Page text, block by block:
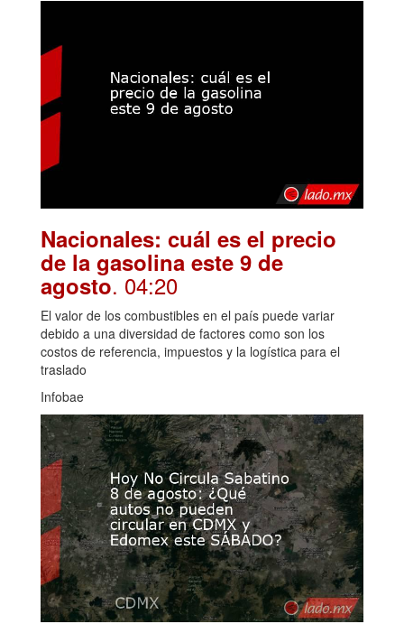
Nacionales: cuál es el precio
de la gasolina este 9 de
agosto. 04:20
El valor de los combustibles en el país puede variar
debido a una diversidad de factores como son los
costos de referencia, impuestos y la logística para el
traslado
Infobae